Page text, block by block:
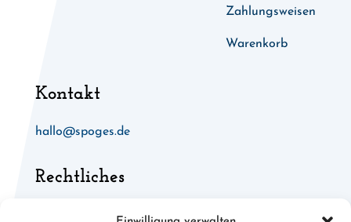
Zahlungsweisen
Warenkorb
Kontakt
hallo@spoges.de
Rechtliches
Allgemeine Geschäftsbedingungen